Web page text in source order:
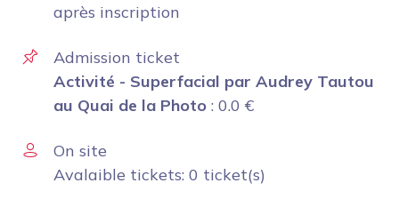
après inscription
Admission ticket
Activité - Superfacial par Audrey Tautou
au Quai de la Photo : 0.0 €
On site
Avalaible tickets: 0 ticket(s)